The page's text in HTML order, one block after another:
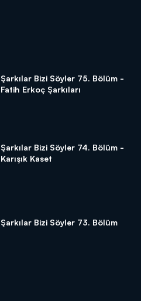
Şarkılar Bizi Söyler 75. Bölüm -
Fatih Erkoç Şarkıları
Şarkılar Bizi Söyler 74. Bölüm -
Karışık Kaset
Şarkılar Bizi Söyler 73. Bölüm